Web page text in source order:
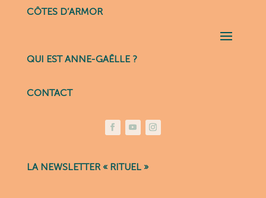
CÔTES D’ARMOR
QUI EST ANNE-GAËLLE ?
CONTACT
LA NEWSLETTER « RITUEL »